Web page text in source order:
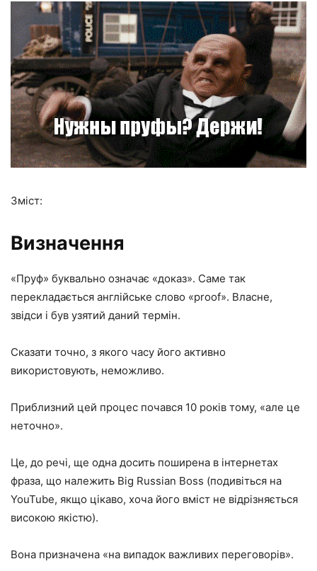
Зміст:
Визначення
«Пруф» буквально означає «доказ». Саме так
перекладається англійське слово «proof». Власне,
звідси і був узятий даний термін.
Сказати точно, з якого часу його активно
використовують, неможливо.
Приблизний цей процес почався 10 років тому, «але це
неточно».
Це, до речі, ще одна досить поширена в інтернетах
фраза, що належить Big Russian Boss (подивіться на
YouTube, якщо цікаво, хоча його вміст не відрізняється
високою якістю).
Вона призначена «на випадок важливих переговорів».